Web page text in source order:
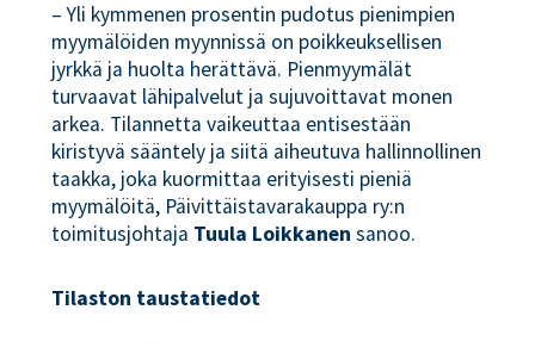
– Yli kymmenen prosentin pudotus pienimpien
myymälöiden myynnissä on poikkeuksellisen
jyrkkä ja huolta herättävä. Pienmyymälät
turvaavat lähipalvelut ja sujuvoittavat monen
arkea. Tilannetta vaikeuttaa entisestään
kiristyvä sääntely ja siitä aiheutuva hallinnollinen
taakka, joka kuormittaa erityisesti pieniä
myymälöitä, Päivittäistavarakauppa ry:n
toimitusjohtaja Tuula Loikkanen sanoo.
Tilaston taustatiedot